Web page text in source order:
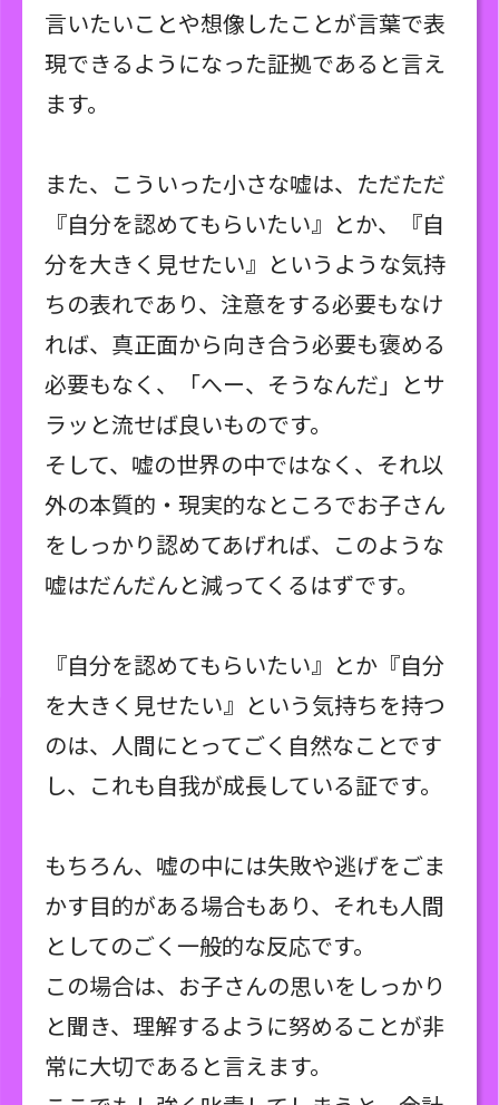
言いたいことや想像したことが言葉で表
現できるようになった証拠であると言え
ます。
また、こういった小さな嘘は、ただただ
『自分を認めてもらいたい』とか、『自
分を大きく見せたい』というような気持
ちの表れであり、注意をする必要もなけ
れば、真正面から向き合う必要も褒める
必要もなく、「へー、そうなんだ」とサ
ラッと流せば良いものです。
そして、嘘の世界の中ではなく、それ以
外の本質的・現実的なところでお子さん
をしっかり認めてあげれば、このような
嘘はだんだんと減ってくるはずです。
『自分を認めてもらいたい』とか『自分
を大きく見せたい』という気持ちを持つ
のは、人間にとってごく自然なことです
し、これも自我が成長している証です。
もちろん、嘘の中には失敗や逃げをごま
かす目的がある場合もあり、それも人間
としてのごく一般的な反応です。
この場合は、お子さんの思いをしっかり
と聞き、理解するように努めることが非
常に大切であると言えます。